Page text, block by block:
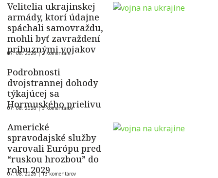
Velitelia ukrajinskej
armády, ktorí údajne
spáchali samovraždu,
mohli byť zavraždení
príbuznými vojakov
07. 08. 2026 |2 komentáre
Podrobnosti
dvojstrannej dohody
týkajúcej sa
Hormuského prielivu
07. 08. 2026 |5 komentárov
Americké
spravodajské služby
varovali Európu pred
“ruskou hrozbou” do
roku 2029
07. 08. 2026 |13 komentárov